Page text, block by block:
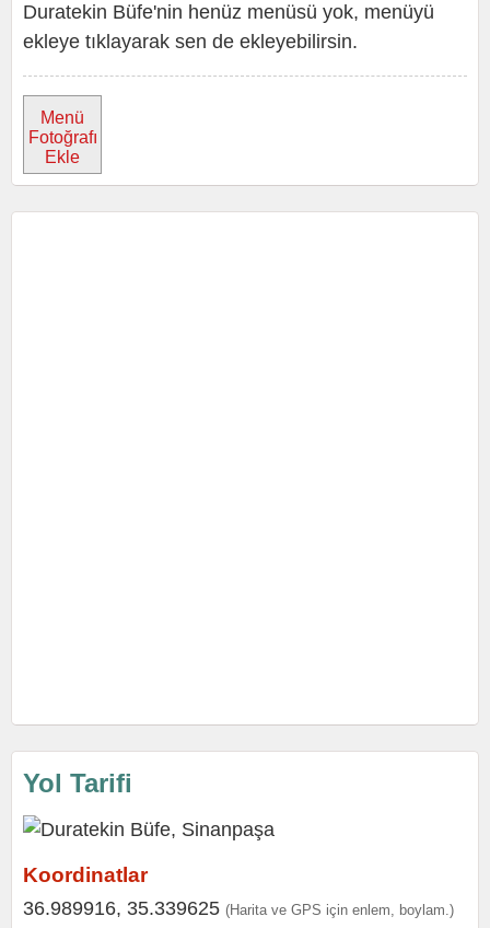
Duratekin Büfe'nin henüz menüsü yok, menüyü
ekleye tıklayarak sen de ekleyebilirsin.
Menü
Fotoğrafı
Ekle
Yol Tarifi
Koordinatlar
36.989916, 35.339625 (Harita ve GPS için enlem, boylam.)